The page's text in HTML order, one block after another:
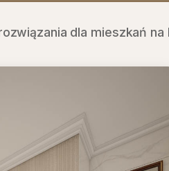
dla mieszkań